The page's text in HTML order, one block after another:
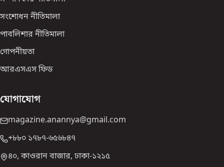
সংশোধন নীতিমালা
পাবলিশার নীতিমালা
গোপনীয়তা
আরএসএস ফিড
যোগাযোগ
magazine.anannya@gmail.com
+৮৮০ ১৭৮৭-৬৫৬৮৪৭
৪০, কাওরান বাজার, ঢাকা-১২১৫